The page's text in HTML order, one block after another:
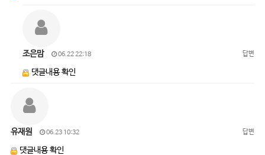
조은맘 06.22 22:18 답변
댓글내용 확인
유재원 06.23 10:32 답변
댓글내용 확인